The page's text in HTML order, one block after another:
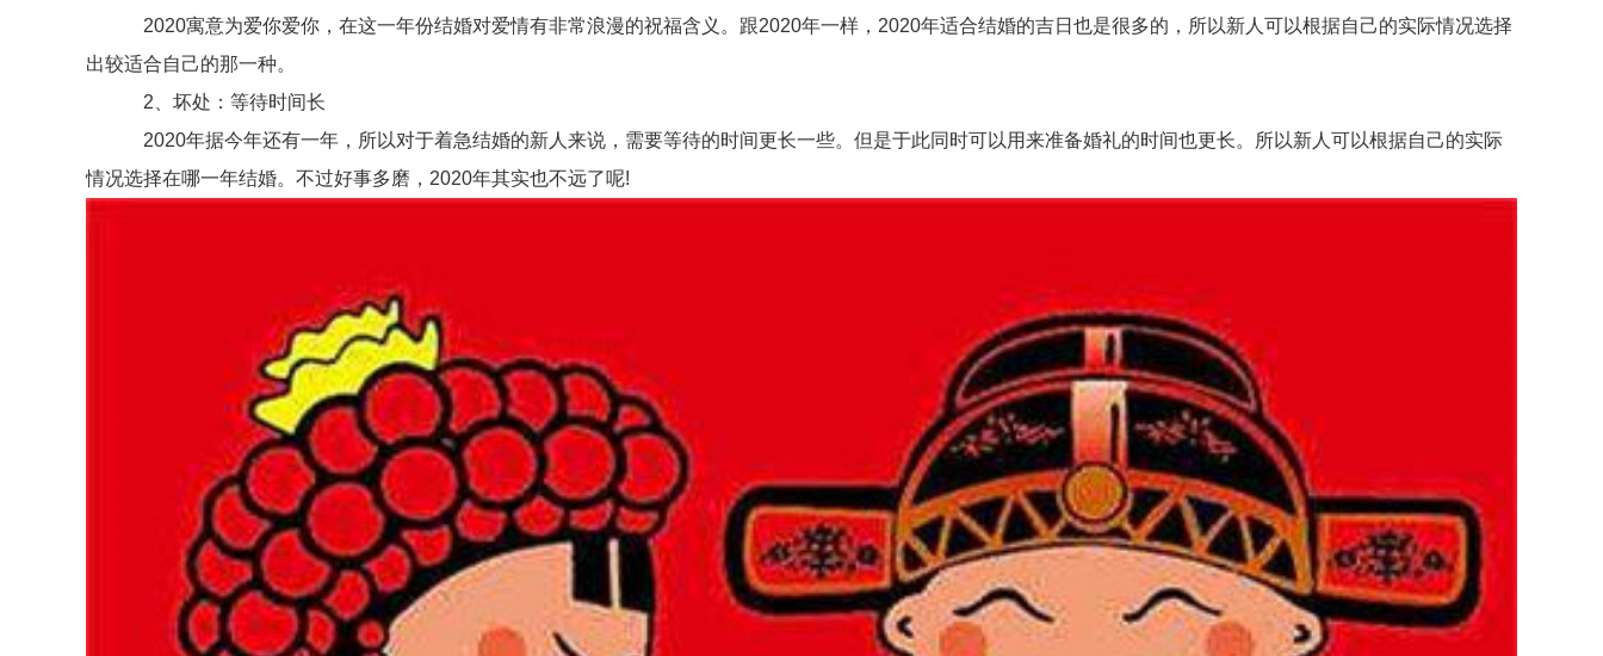
2020寓意为爱你爱你，在这一年份结婚对爱情有非常浪漫的祝福含义。跟2020年一样，2020年适合结婚的吉日也是很多的，所以新人可以根据自己的实际情况选择
出较适合自己的那一种。
2、坏处：等待时间长
2020年据今年还有一年，所以对于着急结婚的新人来说，需要等待的时间更长一些。但是于此同时可以用来准备婚礼的时间也更长。所以新人可以根据自己的实际
情况选择在哪一年结婚。不过好事多磨，2020年其实也不远了呢!